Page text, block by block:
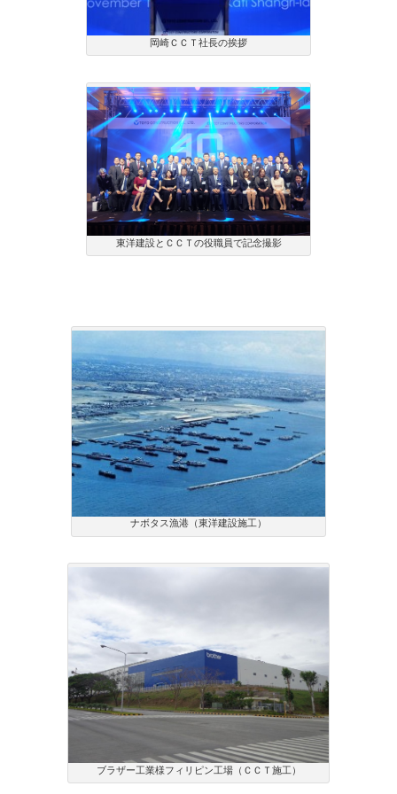
岡崎ＣＣＴ社長の挨拶
東洋建設とＣＣＴの役職員で記念撮影
ナボタス漁港（東洋建設施工）
ブラザー工業様フィリピン工場（ＣＣＴ施工）